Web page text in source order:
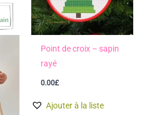
Point de croix – sapin
rayé
0.00£
Ajouter à la liste